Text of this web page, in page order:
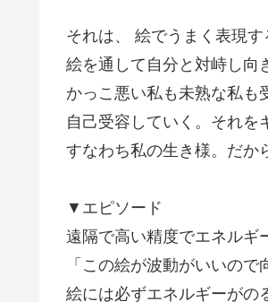
それは、 絵でうまく表現す
絵を通して自分と対峙し向
かっこ悪い私も未熟な私も
自己受容していく。それを
すなわち私の生き様。だか
▼エピソード
遠隔で高い精度でエネルギ
「この絵が波動がいいので
絵には必ずエネルギーがの